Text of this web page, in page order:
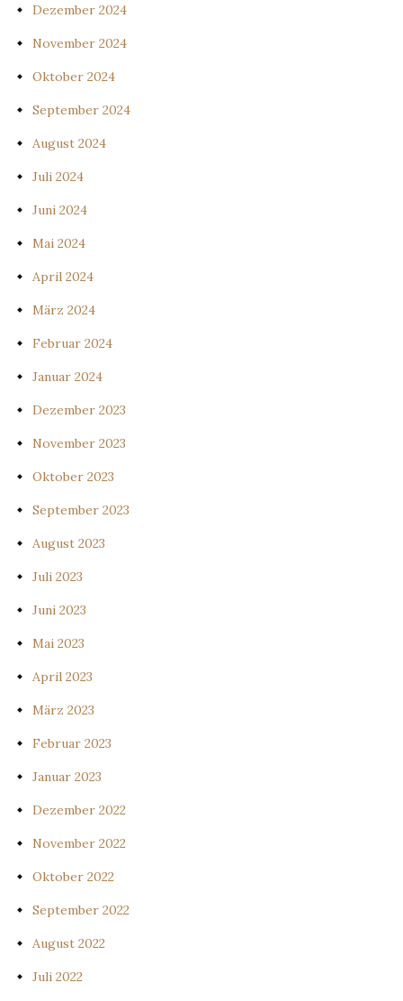
Dezember 2024
November 2024
Oktober 2024
September 2024
August 2024
Juli 2024
Juni 2024
Mai 2024
April 2024
März 2024
Februar 2024
Januar 2024
Dezember 2023
November 2023
Oktober 2023
September 2023
August 2023
Juli 2023
Juni 2023
Mai 2023
April 2023
März 2023
Februar 2023
Januar 2023
Dezember 2022
November 2022
Oktober 2022
September 2022
August 2022
Juli 2022